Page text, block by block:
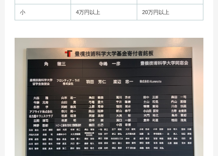
小 4万円以上 20万円以上